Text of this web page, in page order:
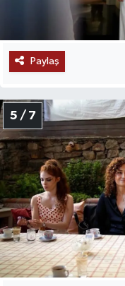
Paylaş
5 / 7